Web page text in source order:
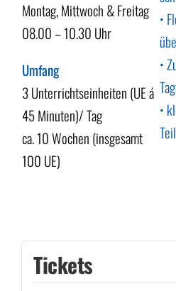
Montag, Mittwoch & Freitag
08.00 – 10.30 Uhr
Umfang
3 Unterrichtseinheiten (UE á
45 Minuten)/ Tag
ca. 10 Wochen (insgesamt
100 UE)
•
•
•
Tickets